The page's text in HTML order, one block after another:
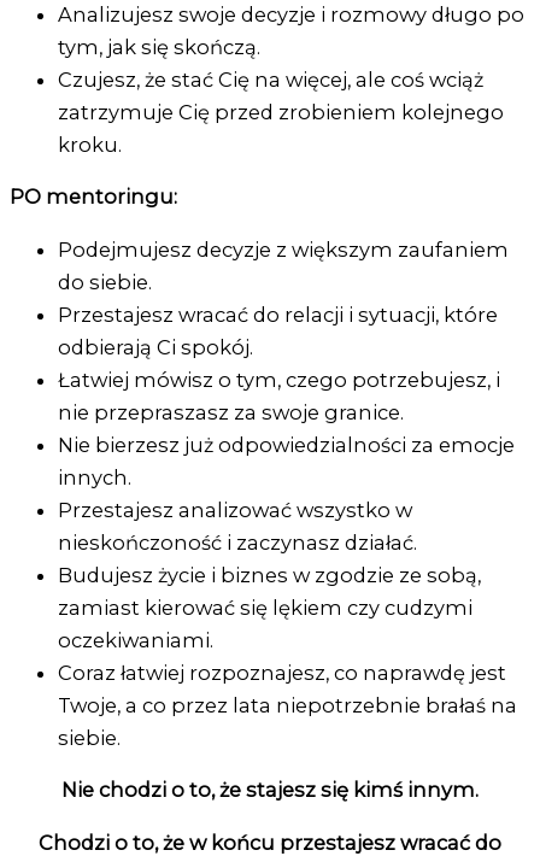
Analizujesz swoje decyzje i rozmowy długo po
tym, jak się skończą.
Czujesz, że stać Cię na więcej, ale coś wciąż
zatrzymuje Cię przed zrobieniem kolejnego
kroku.
PO mentoringu:
Podejmujesz decyzje z większym zaufaniem
do siebie.
Przestajesz wracać do relacji i sytuacji, które
odbierają Ci spokój.
Łatwiej mówisz o tym, czego potrzebujesz, i
nie przepraszasz za swoje granice.
Nie bierzesz już odpowiedzialności za emocje
innych.
Przestajesz analizować wszystko w
nieskończoność i zaczynasz działać.
Budujesz życie i biznes w zgodzie ze sobą,
zamiast kierować się lękiem czy cudzymi
oczekiwaniami.
Coraz łatwiej rozpoznajesz, co naprawdę jest
Twoje, a co przez lata niepotrzebnie brałaś na
siebie.
Nie chodzi o to, że stajesz się kimś innym.
Chodzi o to, że w końcu przestajesz wracać do